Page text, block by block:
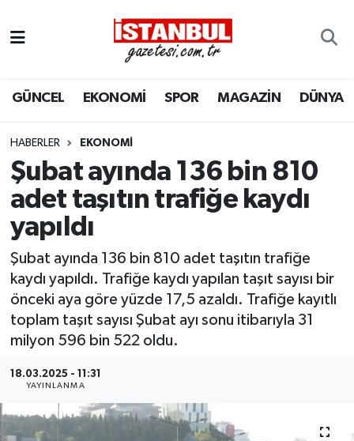
GÜNCEL EKONOMİ SPOR MAGAZİN DÜNYA
HABERLER EKONOMI
Şubat ayında 136 bin 810
adet taşıtın trafiğe kaydı
yapıldı
Şubat ayında 136 bin 810 adet taşıtın trafiğe
kaydı yapıldı. Trafiğe kaydı yapılan taşıt sayısı bir
önceki aya göre yüzde 17,5 azaldı. Trafiğe kayıtlı
toplam taşıt sayısı Şubat ayı sonu itibarıyla 31
milyon 596 bin 522 oldu.
18.03.2025 - 11:31
YAYINLANMA
EKONOMİ
İSTANBUL
DÜNYA
SPOR
MAGAZİN
KÜLTÜR SANAT
SAĞLIK
BİLİM VE TEKNOLOJİ
OTOMOBİL
Nöbetçi Eczaneler
Hava Durumu
Trafik Durumu
Süper Lig Puan Durumu ve Fikstür
Tüm Manşetler
Son Dakika Haberleri
Haber Arşivi